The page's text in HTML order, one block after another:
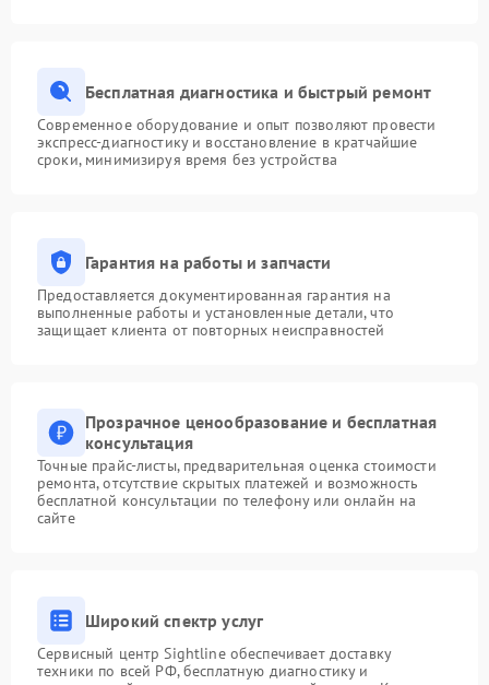
Бесплатная диагностика и быстрый ремонт
Современное оборудование и опыт позволяют провести
экспресс-диагностику и восстановление в кратчайшие
сроки, минимизируя время без устройства
Гарантия на работы и запчасти
Предоставляется документированная гарантия на
выполненные работы и установленные детали, что
защищает клиента от повторных неисправностей
Прозрачное ценообразование и бесплатная
консультация
Точные прайс-листы, предварительная оценка стоимости
ремонта, отсутствие скрытых платежей и возможность
бесплатной консультации по телефону или онлайн на
сайте
Широкий спектр услуг
Сервисный центр Sightline обеспечивает доставку
техники по всей РФ, бесплатную диагностику и